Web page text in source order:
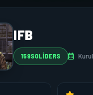
IFB
159SOLIDERS